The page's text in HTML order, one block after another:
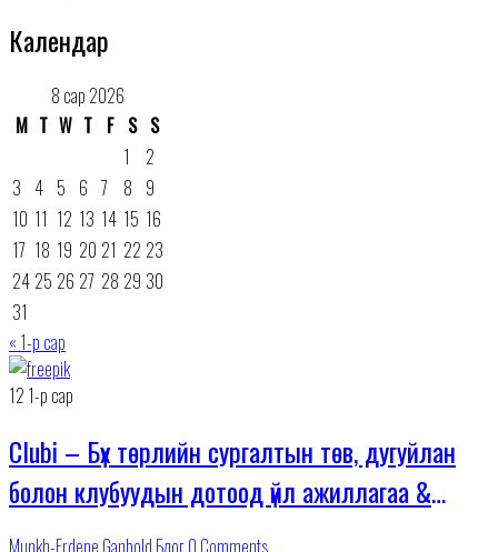
Календар
8 сар 2026
М Т W Т F S S
1
2
3 4 5 6 7 8 9
10 11 12 13 14 15 16
17 18 19 20 21 22 23
24 25 26 27 28 29 30
31
« 1-р сар
12 1-р сар
Clubi – Бүх төрлийн сургалтын төв, дугуйлан
болон клубуудын дотоод үйл ажиллагаа &
харилцагчийн систем.
Munkh-Erdene Ganbold Блог0 Comments